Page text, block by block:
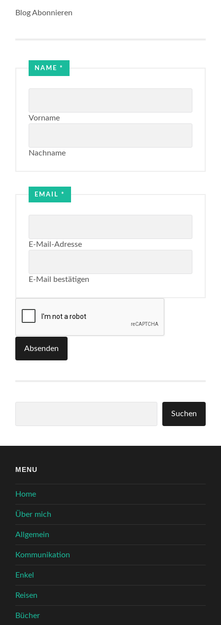
Blog Abonnieren
NAME*
Vorname
Nachname
Name
EMAIL*
E-Mail-Adresse
E-Mail bestätigen
Absenden
Suchen
MENU
Home
Über mich
Allgemein
Kommunikation
Enkel
Reisen
Bücher